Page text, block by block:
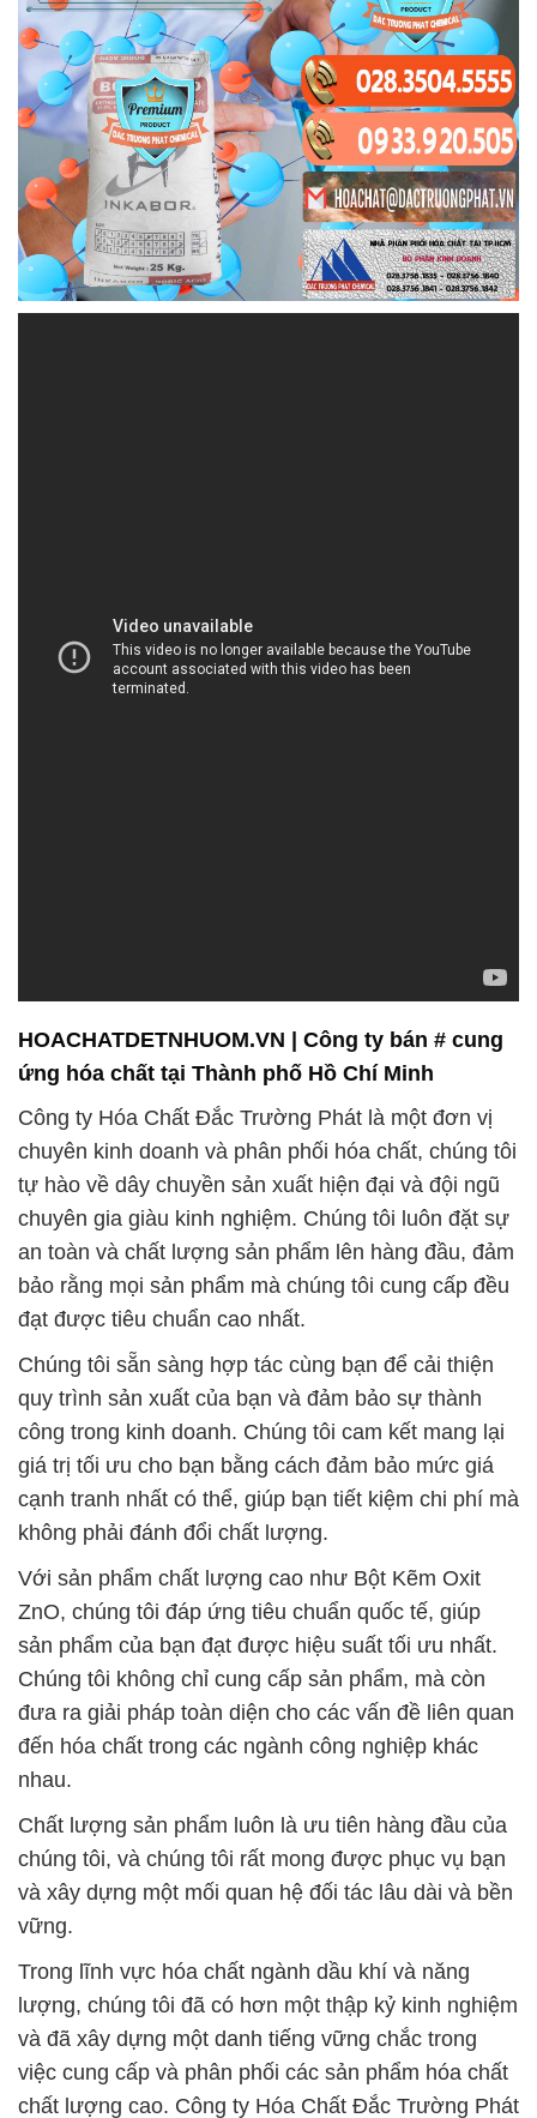
bảo rằng mọi sản phẩm mà chúng tôi cung cấp đều
Chúng tôi sẵn sàng hợp tác cùng bạn để cải thiện
quy trình sản xuất của bạn và đảm bảo sự thành
công trong kinh doanh. Chúng tôi cam kết mang lại
giá trị tối ưu cho bạn bằng cách đảm bảo mức giá
cạnh tranh nhất có thể, giúp bạn tiết kiệm chi phí mà
không phải đánh đổi chất lượng.
Với sản phẩm chất lượng cao như Bột Kẽm Oxit
ZnO, chúng tôi đáp ứng tiêu chuẩn quốc tế, giúp
sản phẩm của bạn đạt được hiệu suất tối ưu nhất.
Chúng tôi không chỉ cung cấp sản phẩm, mà còn
đưa ra giải pháp toàn diện cho các vấn đề liên quan
đến hóa chất trong các ngành công nghiệp khác
nhau.
Chất lượng sản phẩm luôn là ưu tiên hàng đầu của
chúng tôi, và chúng tôi rất mong được phục vụ bạn
và xây dựng một mối quan hệ đối tác lâu dài và bền
vững.
Trong lĩnh vực hóa chất ngành dầu khí và năng
lượng, chúng tôi đã có hơn một thập kỷ kinh nghiệm
và đã xây dựng một danh tiếng vững chắc trong
việc cung cấp và phân phối các sản phẩm hóa chất
chất lượng cao. Công ty Hóa Chất Đắc Trường Phát
tự hào là một trong những tên tuổi hàng đầu trong
ngành này và sẵn sàng đáp ứng nhu cầu của khách
hàng.
Chúng tôi luôn sẵn sàng hỗ trợ bạn trong mọi khía
cạnh liên quan đến hóa chất và hy vọng được hợp
tác cùng bạn để đảm bảo sự thành công của dự án
của bạn.
# Đơn vị thương mại = phân phối Acid H3BO3 | Acid